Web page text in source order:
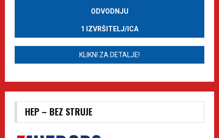
ODVODNJU
1 IZVRŠITELJ/ICA
KLIKNI ZA DETALJE!
HEP – BEZ STRUJE